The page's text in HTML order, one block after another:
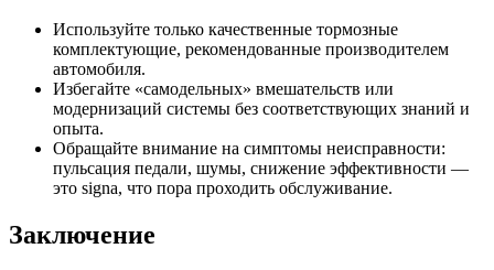
Используйте только качественные тормозные
комплектующие, рекомендованные производителем
автомобиля.
Избегайте «самодельных» вмешательств или
модернизаций системы без соответствующих знаний и
опыта.
Обращайте внимание на симптомы неисправности:
пульсация педали, шумы, снижение эффективности —
это signa, что пора проходить обслуживание.
Заключение